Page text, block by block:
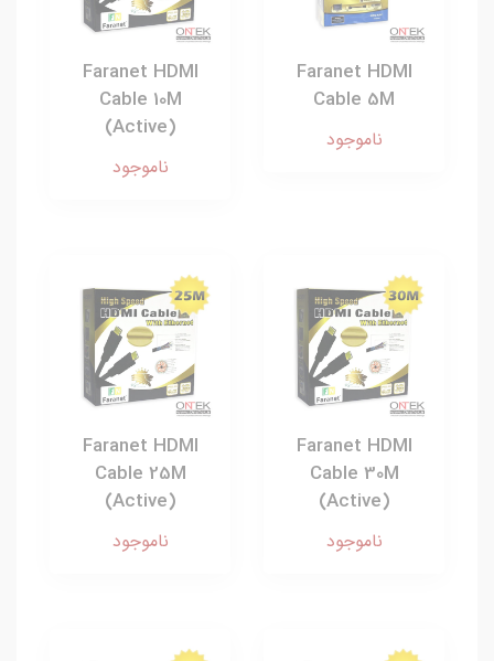
Faranet HDMI
Cable 5M
ناموجود
Faranet HDMI
Cable 10M
(Active)
ناموجود
Faranet HDMI
Cable 30M
(Active)
ناموجود
Faranet HDMI
Cable 25M
(Active)
ناموجود